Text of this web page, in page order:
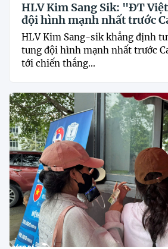
HLV Kim Sang Sik: "ĐT
đội hình mạnh nhất trước
HLV Kim Sang-sik khẳng định
tung đội hình mạnh nhất trước
tới chiến thắng...